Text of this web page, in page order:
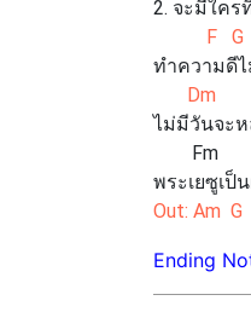
2. จะมีใค
F
ทำความดี
ไม่มีวันจะ
พระเยซูเป็
Out: Am G
Ending